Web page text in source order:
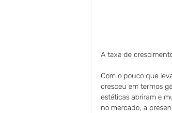
A taxa de
Com o pouco que
cresceu em termos
estéticas abriram e
no mercado, a